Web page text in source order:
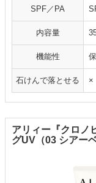
SPF／PA
内容量
機能性
石けんで落とせる ×
アリィー『クロノ
グUV（03 シアー